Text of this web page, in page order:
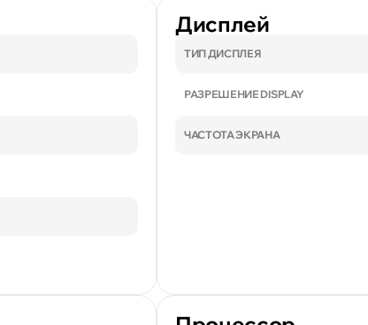
Дисплей
ТИП ДИСПЛЕЯ
РАЗРЕШЕНИЕ DISPLAY
ЧАСТОТА ЭКРАНА